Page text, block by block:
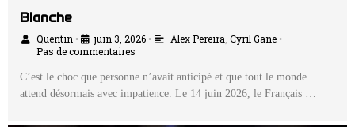
Blanche
Quentin • juin 3, 2026 • Alex Pereira, Cyril Gane •
Pas de commentaires
C’est le choc que personne n’avait anticipé et que tout le monde
attend désormais avec impatience. Le 14 juin 2026, le Français …